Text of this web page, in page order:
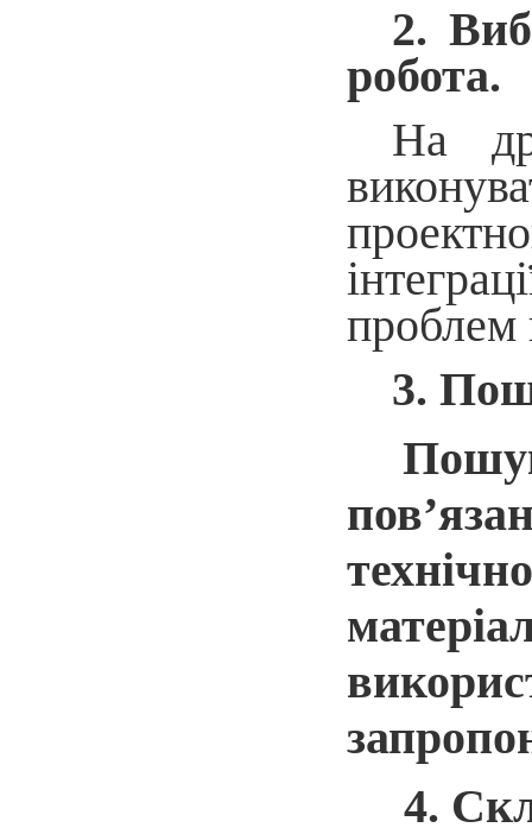
2.
робота.
На
проблем
3.
4.